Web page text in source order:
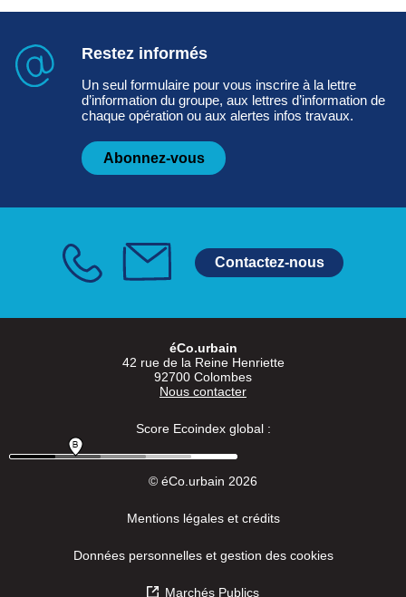
Restez informés
Un seul formulaire pour vous inscrire à la lettre
d’information du groupe, aux lettres d’information de
chaque opération ou aux alertes infos travaux.
Abonnez-vous
Contactez-nous
éCo.urbain
42 rue de la Reine Henriette
92700 Colombes
Nous contacter
Score Ecoindex global :
© éCo.urbain 2026
Mentions légales et crédits
Données personnelles et gestion des cookies
Marchés Publics